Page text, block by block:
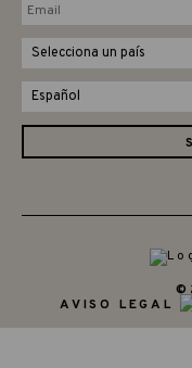
AVISO LEGAL